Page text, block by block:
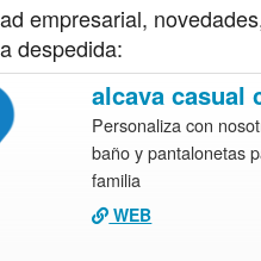
empresarial,
despedida:
alcava casual
Personaliza con
baño y pantalonetas
familia
WEB